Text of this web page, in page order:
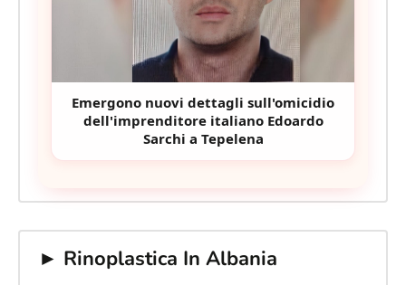
Emergono nuovi dettagli sull'omicidio
dell'imprenditore italiano Edoardo
Sarchi a Tepelena
► Rinoplastica In Albania